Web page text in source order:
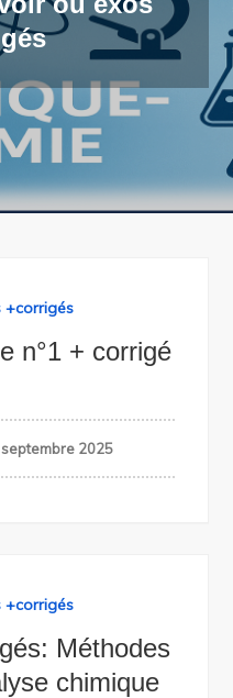
+corrigés
n°1 + corrigé
2025
+corrigés
Méthodes
chimique